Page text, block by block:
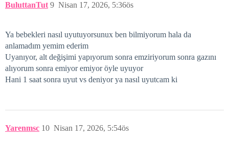
BuluttanTut Nisan 17, 2026, 5:36ös
9
Ya bebekleri nasıl uyutuyorsunux ben bilmiyorum hala da
anlamadım yemim ederim
Uyanıyor, alt değişimi yapıyorum sonra emziriyorum sonra gazını
alıyorum sonra emiyor emiyor öyle uyuyor
Hani 1 saat sonra uyut vs deniyor ya nasıl uyutcam ki
Yarenmsc Nisan 17, 2026, 5:54ös
10